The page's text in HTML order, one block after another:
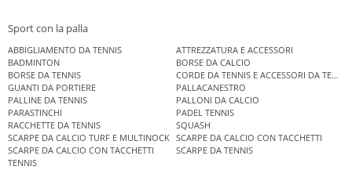
Sport con la palla
ABBIGLIAMENTO DA TENNIS
ATTREZZATURA E ACCESSORI
BADMINTON
BORSE DA CALCIO
BORSE DA TENNIS
CORDE DA TENNIS E ACCESSORI DA TENNIS
GUANTI DA PORTIERE
PALLACANESTRO
PALLINE DA TENNIS
PALLONI DA CALCIO
PARASTINCHI
PADEL TENNIS
RACCHETTE DA TENNIS
SQUASH
SCARPE DA CALCIO TURF E MULTINOCK SCARPE DA CALCIO CON TACCHETTI
SCARPE DA CALCIO CON TACCHETTI
SCARPE DA TENNIS
TENNIS